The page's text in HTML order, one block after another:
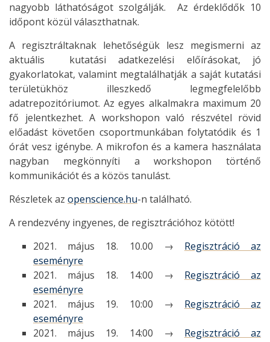
nagyobb láthatóságot szolgálják. Az érdeklődők 10
időpont közül választhatnak.
A regisztráltaknak lehetőségük lesz megismerni az
aktuális kutatási adatkezelési előírásokat, jó
gyakorlatokat, valamint megtalálhatják a saját kutatási
területükhöz illeszkedő legmegfelelőbb
adatrepozitóriumot. Az egyes alkalmakra maximum 20
fő jelentkezhet. A workshopon való részvétel rövid
előadást követően csoportmunkában folytatódik és 1
órát vesz igénybe. A mikrofon és a kamera használata
nagyban megkönnyíti a workshopon történő
kommunikációt és a közös tanulást.
Részletek az openscience.hu-n található.
A rendezvény ingyenes, de regisztrációhoz kötött!
2021. május 18. 10.00 → Regisztráció az
eseményre
2021. május 18. 14:00 → Regisztráció az
eseményre
2021. május 19. 10:00 → Regisztráció az
eseményre
2021. május 19. 14:00 → Regisztráció az